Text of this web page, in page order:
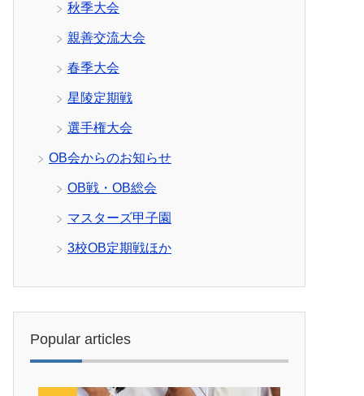
秋季大会
親善交流大会
春季大会
星陵定期戦
選手権大会
OB会からのお知らせ
OB戦・OB総会
マスターズ甲子園
3校OB定期戦ほか
Popular articles